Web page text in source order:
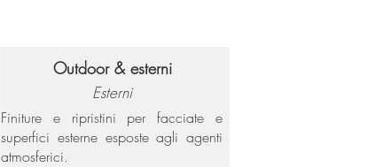
Outdoor & esterni
Esterni
Finiture e ripristini per facciate e
superfici esterne esposte agli agenti
atmosferici.